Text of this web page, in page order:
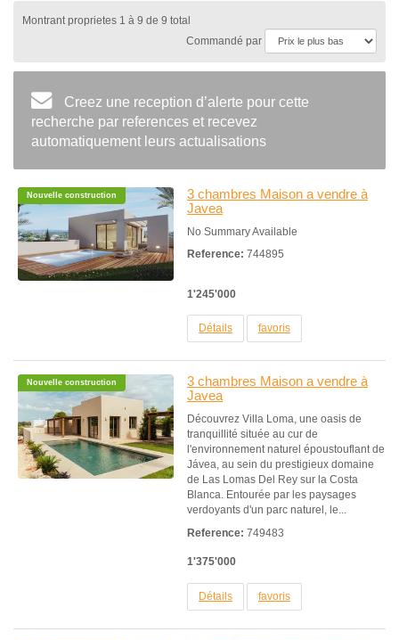
Montrant proprietes 1 à 9 de 9 total
Commandé par
Creez une reception d’alerte pour cette
recherche par references et recevez
automatiquement leurs actualisations
Nouvelle construction
3 chambres Maison a vendre à
Javea
No Summary Available
Reference: 744895
1'245'000
Détails favoris
Nouvelle construction
3 chambres Maison a vendre à
Javea
Découvrez Villa Loma, une oasis de
tranquillité située au cur de
l'environnement naturel époustouflant de
Jávea, au sein du prestigieux domaine
de Las Lomas Del Rey sur la Costa
Blanca. Entourée par les paysages
verdoyants d'un parc naturel, le...
Reference: 749483
1'375'000
Détails favoris